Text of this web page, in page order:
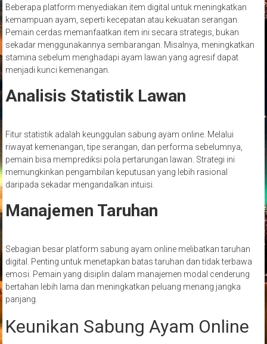
Beberapa platform menyediakan item digital untuk meningkatkan
kemampuan ayam, seperti kecepatan atau kekuatan serangan.
Pemain cerdas memanfaatkan item ini secara strategis, bukan
sekadar menggunakannya sembarangan. Misalnya, meningkatkan
stamina sebelum menghadapi ayam lawan yang agresif dapat
menjadi kunci kemenangan.
Analisis Statistik Lawan
Fitur statistik adalah keunggulan sabung ayam online. Melalui
riwayat kemenangan, tipe serangan, dan performa sebelumnya,
pemain bisa memprediksi pola pertarungan lawan. Strategi ini
memungkinkan pengambilan keputusan yang lebih rasional
daripada sekadar mengandalkan intuisi.
Manajemen Taruhan
Sebagian besar platform sabung ayam online melibatkan taruhan
digital. Penting untuk menetapkan batas taruhan dan tidak terbawa
emosi. Pemain yang disiplin dalam manajemen modal cenderung
bertahan lebih lama dan meningkatkan peluang menang jangka
panjang.
Keunikan Sabung Ayam Online